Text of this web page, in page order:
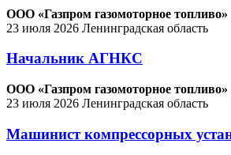
ООО «Газпром газомоторное топливо»
23 июля 2026 Ленинградская область
Начальник АГНКС
ООО «Газпром газомоторное топливо»
23 июля 2026 Ленинградская область
Машинист компрессорных